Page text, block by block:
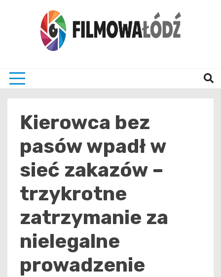
Kierowca bez
pasów wpadł w
sieć zakazów –
trzykrotne
zatrzymanie za
nielegalne
prowadzenie